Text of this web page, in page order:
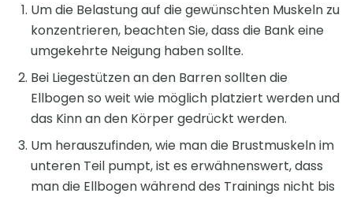
Um die Belastung auf die gewünschten Muskeln zu
konzentrieren, beachten Sie, dass die Bank eine
umgekehrte Neigung haben sollte.
Bei Liegestützen an den Barren sollten die
Ellbogen so weit wie möglich platziert werden und
das Kinn an den Körper gedrückt werden.
Um herauszufinden, wie man die Brustmuskeln im
unteren Teil pumpt, ist es erwähnenswert, dass
man die Ellbogen während des Trainings nicht bis